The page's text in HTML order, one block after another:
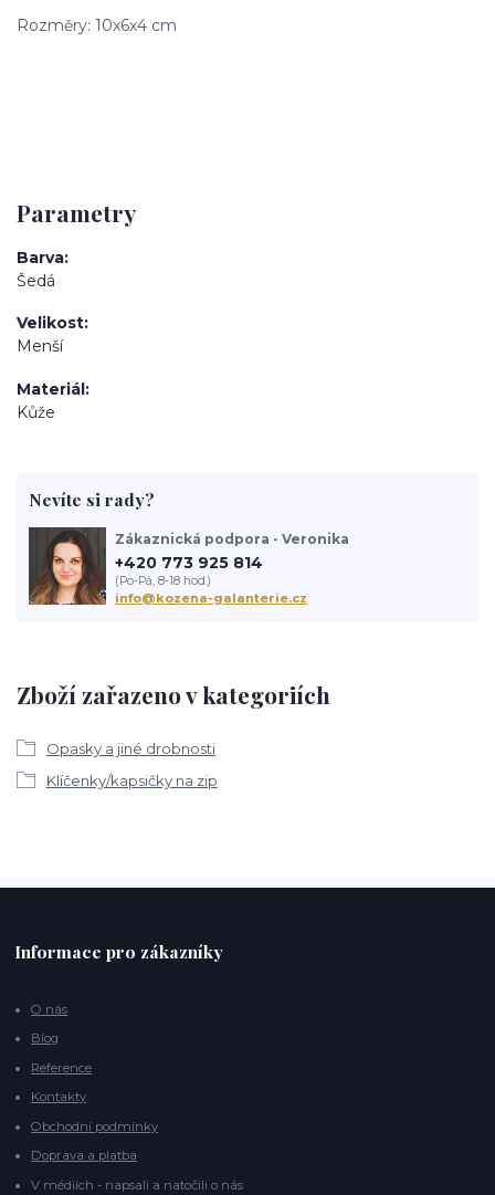
Rozměry: 10x6x4 cm
Parametry
Barva
Šedá
Velikost
Menší
Materiál
Kůže
Zboží zařazeno v kategoriích
Opasky a jiné drobnosti
Klíčenky/kapsičky na zip
Nevíte si rady?
Zákaznická podpora - Veronika
+420 773 925 814
(Po-Pá, 8-18 hod.)
info@kozena-galanterie.cz
Informace pro zákazníky
O nás
Blog
Reference
Kontakty
Obchodní podmínky
Doprava a platba
V médiích - napsali a natočili o nás